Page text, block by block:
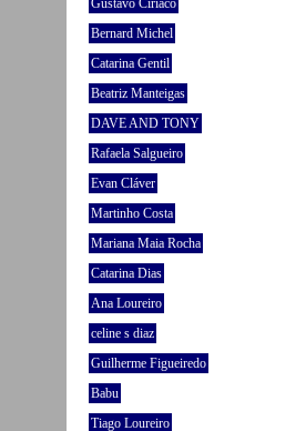
Gustavo Ciríaco
Bernard Michel
Catarina Gentil
Beatriz Manteigas
DAVE AND TONY
Rafaela Salgueiro
Evan Cláver
Martinho Costa
Mariana Maia Rocha
Catarina Dias
Ana Loureiro
celine s diaz
Guilherme Figueiredo
Babu
Tiago Loureiro